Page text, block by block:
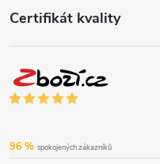
Certifikát kvality
96 % spokojených zákazníků